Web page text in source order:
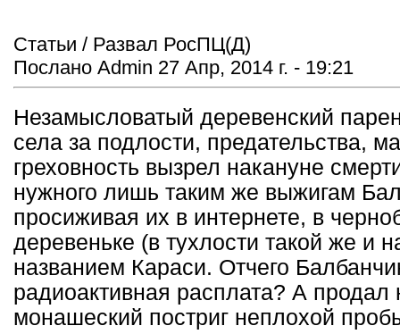
Статьи / Развал РосПЦ(Д)
Послано Admin 27 Апр, 2014 г. - 19:21
Незамысловатый деревенский
села за подлости, предательства,
греховность вызрел накануне
нужного лишь таким же выжигам
просиживая их в интернете, в
деревеньке (в тухлости такой же и
названием Караси. Отчего
радиоактивная расплата? А продал
монашеский постриг неплохой